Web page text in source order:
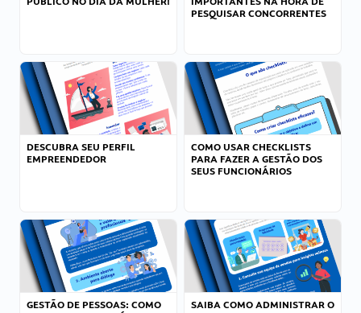
PESQUISAR CONCORRENTES
DESCUBRA SEU PERFIL
EMPREENDEDOR
COMO USAR CHECKLISTS
PARA FAZER A GESTÃO DOS
SEUS FUNCIONÁRIOS
GESTÃO DE PESSOAS: COMO
SAIBA COMO ADMINISTRAR O